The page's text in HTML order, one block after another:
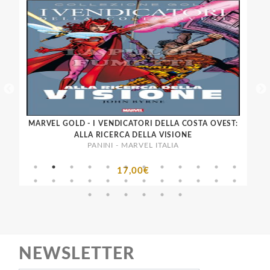
MARVEL GOLD - I VENDICATORI DELLA COSTA OVEST:
ALLA RICERCA DELLA VISIONE
PANINI - MARVEL ITALIA
17,00€
NEWSLETTER